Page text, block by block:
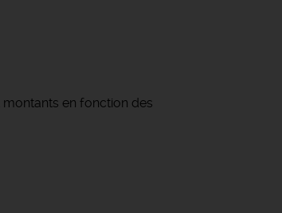
en fonction des